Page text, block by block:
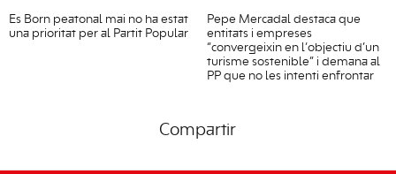
Es Born peatonal mai no ha estat
una prioritat per al Partit Popular
Pepe Mercadal destaca que
entitats i empreses
“convergeixin en l’objectiu d’un
turisme sostenible” i demana al
PP que no les intenti enfrontar
Compartir